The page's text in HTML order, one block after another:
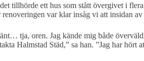
tillhörde ett hus som stått övergivet i
var klar insåg vi att insidan
tja, oren. Jag kände mig både
Halmstad Städ,” sa han. ”Jag har hört